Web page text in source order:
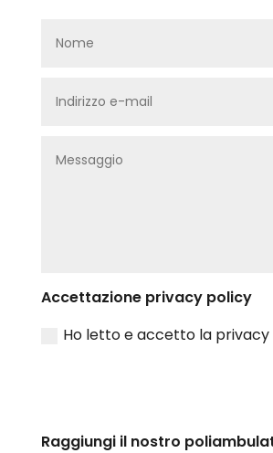
Accettazione privacy policy
Ho letto e accetto la
Raggiungi il nostro